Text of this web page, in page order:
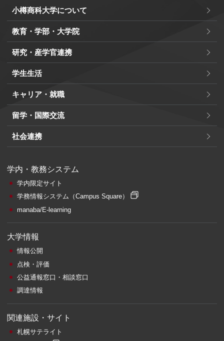
小樽商科大学について
教育・学部・大学院
研究・産学官連携
学生生活
キャリア・就職
留学・国際交流
社会連携
学内・教務システム
学内限定サイト
学務情報システム （Campus Square）
manaba/E-learning
大学情報
情報公開
点検・評価
公益通報窓口・相談窓口
調達情報
関連施設・サイト
札幌サテライト